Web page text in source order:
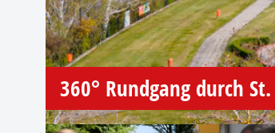
360° Rundgang durch